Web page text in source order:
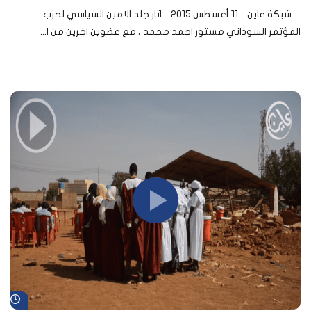
– شبكة عاين – ١١ أغسطس ٢٠١٥ – اثار جلد الامين السياسي لحزب
المؤتمر السوداني مستور احمد محمد ، مع عضوين اخرين من ا...